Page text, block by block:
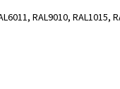
RAL9010, RAL1015,